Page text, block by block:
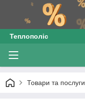
Теплополіс
Товари та послуги